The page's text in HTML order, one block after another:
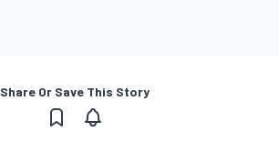
Share Or Save This Story